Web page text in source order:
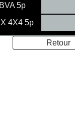
5p
4X4 5p
Retour